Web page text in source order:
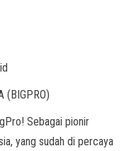
(BIGPRO)
Sebagai pionir
yang sudah di percaya